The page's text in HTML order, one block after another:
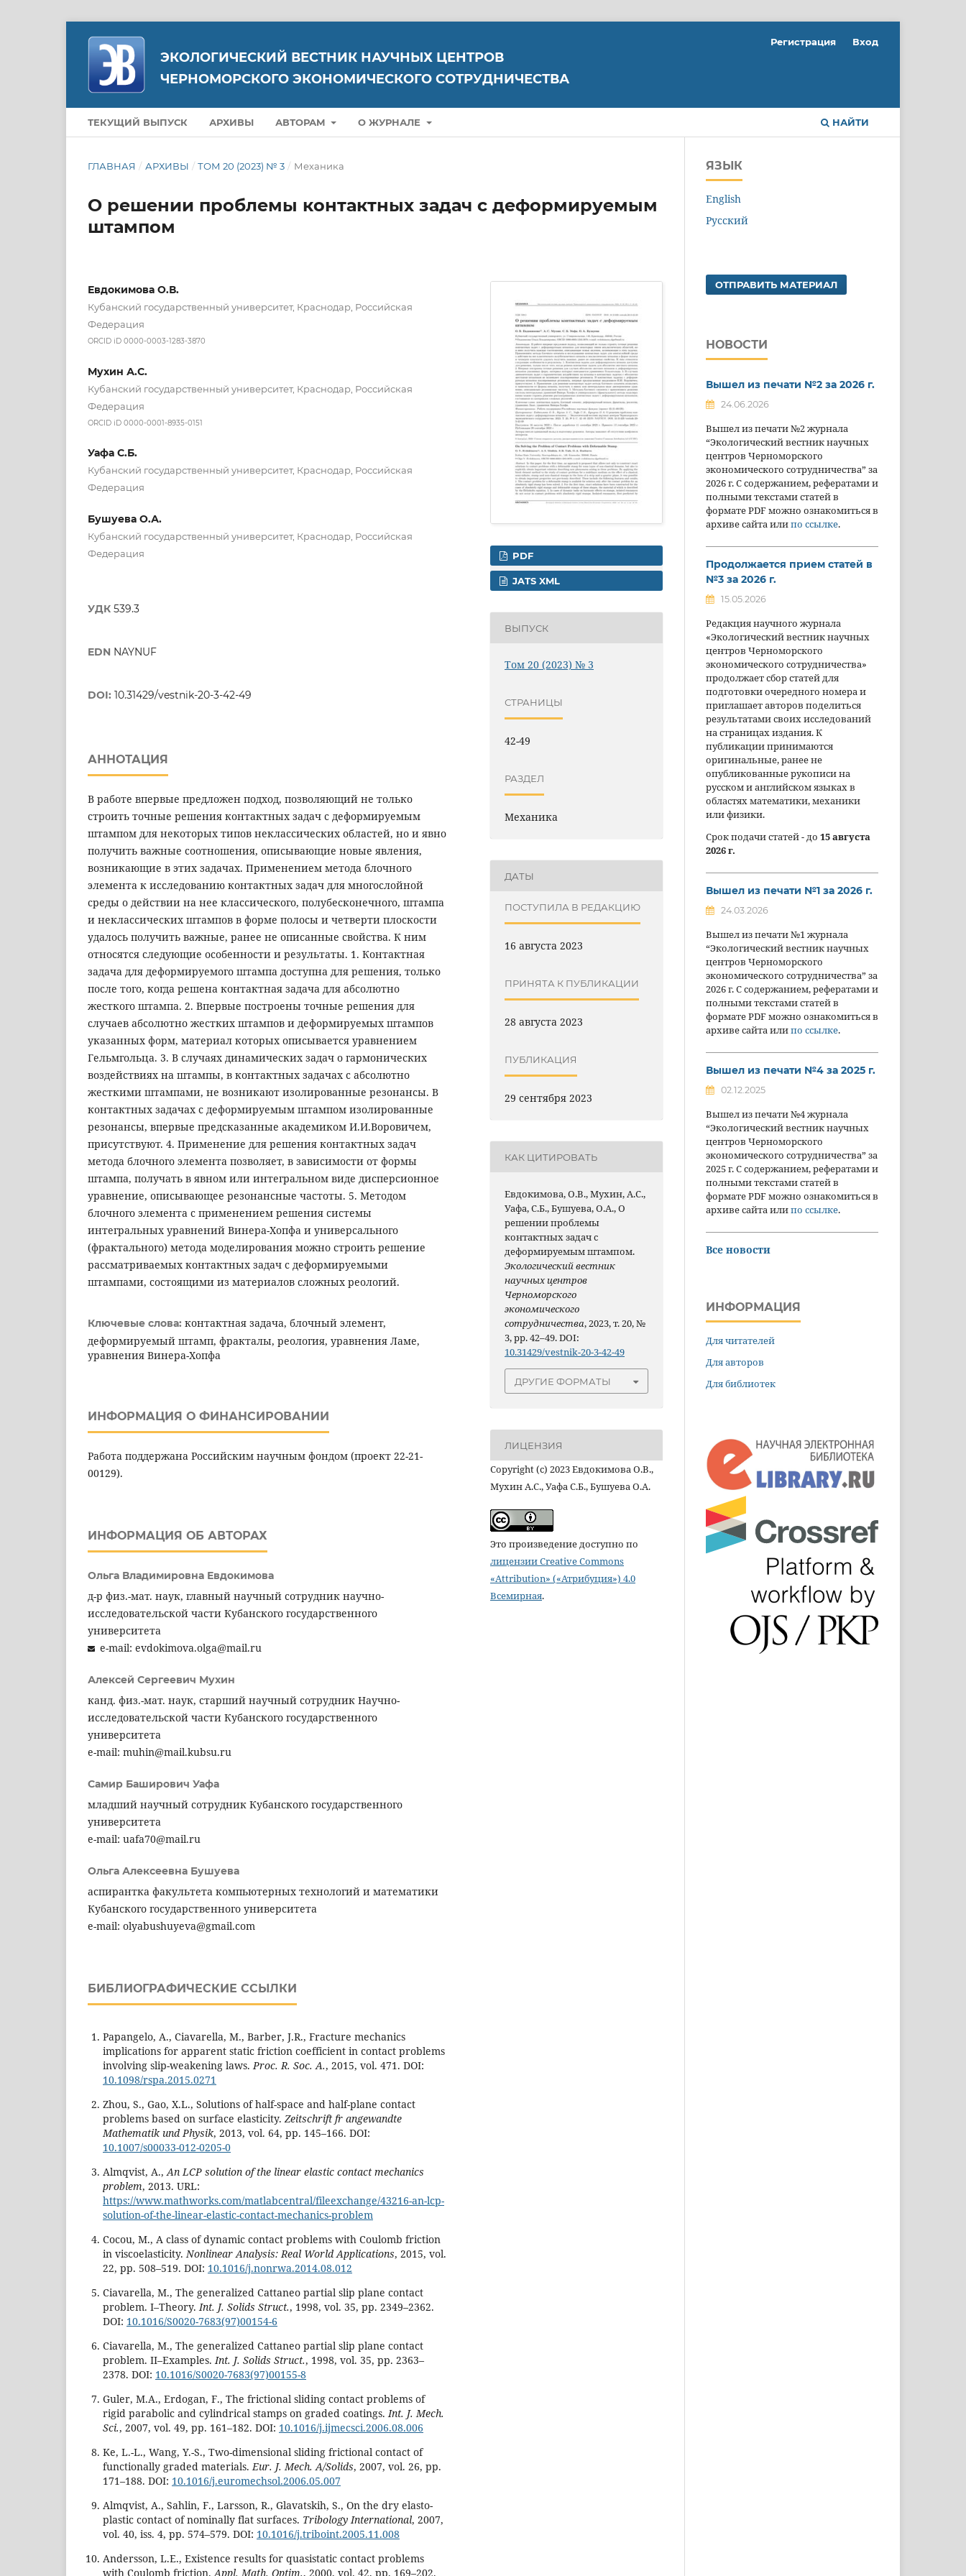
ЭКОЛОГИЧЕСКИЙ ВЕСТНИК НАУЧНЫХ ЦЕНТРОВ
ЧЕРНОМОРСКОГО ЭКОНОМИЧЕСКОГО СОТРУДНИЧЕСТВА
ТЕКУЩИЙ ВЫПУСК АРХИВЫ АВТОРАМ О ЖУРНАЛЕ НАЙТИ
Регистрация Вход
ГЛАВНАЯ / АРХИВЫ / ТОМ 20 (2023) № 3 / Механика
О решении проблемы контактных задач с деформируемым
штампом
Евдокимова О.В.
Кубанский государственный университет, Краснодар, Российская
Федерация
ORCID iD 0000-0003-1283-3870
Мухин А.С.
Кубанский государственный университет, Краснодар, Российская
Федерация
ORCID iD 0000-0001-8935-0151
Уафа С.Б.
Кубанский государственный университет, Краснодар, Российская
Федерация
Бушуева О.А.
Кубанский государственный университет, Краснодар, Российская
Федерация
УДК 539.3
EDN NAYNUF
DOI: 10.31429/vestnik-20-3-42-49
АННОТАЦИЯ
В работе впервые предложен подход, позволяющий не только
строить точные решения контактных задач с деформируемым
штампом для некоторых типов неклассических областей, но и явно
получить важные соотношения, описывающие новые явления,
возникающие в этих задачах. Применением метода блочного
элемента к исследованию контактных задач для многослойной
среды о действии на нее классического, полубесконечного, штампа
и неклассических штампов в форме полосы и четверти плоскости
удалось получить важные, ранее не описанные свойства. К ним
относятся следующие особенности и результаты. 1. Контактная
задача для деформируемого штампа доступна для решения, только
после того, когда решена контактная задача для абсолютно
жесткого штампа. 2. Впервые построены точные решения для
случаев абсолютно жестких штампов и деформируемых штампов
указанных форм, материал которых описывается уравнением
Гельмгольца. 3. В случаях динамических задач о гармонических
воздействиях на штампы, в контактных задачах с абсолютно
жесткими штампами, не возникают изолированные резонансы. В
контактных задачах с деформируемым штампом изолированные
резонансы, впервые предсказанные академиком И.И.Воровичем,
присутствуют. 4. Применение для решения контактных задач
метода блочного элемента позволяет, в зависимости от формы
штампа, получать в явном или интегральном виде дисперсионное
уравнение, описывающее резонансные частоты. 5. Методом
блочного элемента с применением решения системы
интегральных уравнений Винера-Хопфа и универсального
(фрактального) метода моделирования можно строить решение
рассматриваемых контактных задач с деформируемыми
штампами, состоящими из материалов сложных реологий.
Ключевые слова: контактная задача, блочный элемент,
деформируемый штамп, фракталы, реология, уравнения Ламе,
уравнения Винера-Хопфа
ИНФОРМАЦИЯ О ФИНАНСИРОВАНИИ
Работа поддержана Российским научным фондом (проект 22-21-
00129).
ИНФОРМАЦИЯ ОБ АВТОРАХ
Ольга Владимировна Евдокимова
д-р физ.-мат. наук, главный научный сотрудник научно-
исследовательской части Кубанского государственного
университета
e-mail: evdokimova.olga@mail.ru
Алексей Сергеевич Мухин
канд. физ.-мат. наук, старший научный сотрудник Научно-
исследовательской части Кубанского государственного
университета
e-mail: muhin@mail.kubsu.ru
Самир Баширович Уафа
младший научный сотрудник Кубанского государственного
университета
e-mail: uafa70@mail.ru
Ольга Алексеевна Бушуева
аспирантка факультета компьютерных технологий и математики
Кубанского государственного университета
e-mail: olyabushuyeva@gmail.com
БИБЛИОГРАФИЧЕСКИЕ ССЫЛКИ
Papangelo, A., Ciavarella, M., Barber, J.R., Fracture mechanics
implications for apparent static friction coefficient in contact problems
involving slip-weakening laws.Proc. R. Soc. A., 2015, vol. 471. DOI:
10.1098/rspa.2015.0271
Zhou, S., Gao, X.L., Solutions of half-space and half-plane contact
problems based on surface elasticity.Zeitschrift fr angewandte
Mathematik und Physik, 2013, vol. 64, pp. 145–166. DOI:
10.1007/s00033-012-0205-0
Almqvist, A.,An LCP solution of the linear elastic contact mechanics
problem, 2013. URL:
https://www.mathworks.com/matlabcentral/fileexchange/43216-an-lcp-
solution-of-the-linear-elastic-contact-mechanics-problem
Cocou, M., A class of dynamic contact problems with Coulomb friction
in viscoelasticity.Nonlinear Analysis: Real World Applications, 2015, vol.
22, pp. 508–519. DOI: 10.1016/j.nonrwa.2014.08.012
Ciavarella, M., The generalized Cattaneo partial slip plane contact
problem. I–Theory.Int. J. Solids Struct., 1998, vol. 35, pp. 2349–2362.
DOI: 10.1016/S0020-7683(97)00154-6
Ciavarella, M., The generalized Cattaneo partial slip plane contact
problem. II–Examples.Int. J. Solids Struct., 1998, vol. 35, pp. 2363–
2378. DOI: 10.1016/S0020-7683(97)00155-8
Guler, M.A., Erdogan, F., The frictional sliding contact problems of
rigid parabolic and cylindrical stamps on graded coatings.Int. J. Mech.
Sci., 2007, vol. 49, pp. 161–182. DOI: 10.1016/j.ijmecsci.2006.08.006
Ke, L.-L., Wang, Y.-S., Two-dimensional sliding frictional contact of
functionally graded materials.Eur. J. Mech. A/Solids, 2007, vol. 26, pp.
171–188. DOI: 10.1016/j.euromechsol.2006.05.007
Almqvist, A., Sahlin, F., Larsson, R., Glavatskih, S., On the dry elasto-
plastic contact of nominally flat surfaces. Tribology International, 2007,
vol. 40, iss. 4, pp. 574–579. DOI: 10.1016/j.triboint.2005.11.008
Andersson, L.E., Existence results for quasistatic contact problems
with Coulomb friction. Appl. Math. Optim., 2000, vol. 42, pp. 169–202.
PDF
JATS XML
ВЫПУСК
Том 20 (2023) № 3
СТРАНИЦЫ
42-49
РАЗДЕЛ
Механика
ДАТЫ
ПОСТУПИЛА В РЕДАКЦИЮ
16 августа 2023
ПРИНЯТА К ПУБЛИКАЦИИ
28 августа 2023
ПУБЛИКАЦИЯ
29 сентября 2023
КАК ЦИТИРОВАТЬ
Евдокимова, О.В., Мухин, А.С.,
Уафа, С.Б., Бушуева, О.А., О
решении проблемы
контактных задач с
деформируемым штампом.
Экологический вестник
научных центров
Черноморского
экономического
сотрудничества, 2023, т. 20, №
3, pp. 42–49. DOI:
10.31429/vestnik-20-3-42-49
ДРУГИЕ ФОРМАТЫ
ЛИЦЕНЗИЯ
Copyright (c) 2023 Евдокимова О.В.,
Мухин А.С., Уафа С.Б., Бушуева О.А.
Это произведение доступно по
лицензии Creative Commons
«Attribution» («Атрибуция») 4.0
Всемирная.
ЯЗЫК
English
Русский
ОТПРАВИТЬ МАТЕРИАЛ
НОВОСТИ
Вышел из печати №2 за 2026 г.
24.06.2026
Вышел из печати №2 журнала
“Экологический вестник научных
центров Черноморского
экономического сотрудничества” за
2026 г. С содержанием, рефератами и
полными текстами статей в
формате PDF можно ознакомиться в
архиве сайта илипо ссылке.
Продолжается прием статей в
№3 за 2026 г.
15.05.2026
Редакция научного журнала
«Экологический вестник научных
центров Черноморского
экономического сотрудничества»
продолжает сбор статей для
подготовки очередного номера и
приглашает авторов поделиться
результатами своих исследований
на страницах издания. К
публикации принимаются
оригинальные, ранее не
опубликованные рукописи на
русском и английском языках в
областях математики, механики
или физики.
Срок подачи статей - до 15 августа
2026 г.
Вышел из печати №1 за 2026 г.
24.03.2026
Вышел из печати №1 журнала
“Экологический вестник научных
центров Черноморского
экономического сотрудничества” за
2026 г. С содержанием, рефератами и
полными текстами статей в
формате PDF можно ознакомиться в
архиве сайта илипо ссылке.
Вышел из печати №4 за 2025 г.
02.12.2025
Вышел из печати №4 журнала
“Экологический вестник научных
центров Черноморского
экономического сотрудничества” за
2025 г. С содержанием, рефератами и
полными текстами статей в
формате PDF можно ознакомиться в
архиве сайта илипо ссылке.
Все новости
ИНФОРМАЦИЯ
Для читателей
Для авторов
Для библиотек